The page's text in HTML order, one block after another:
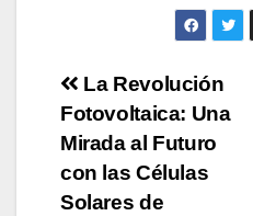
Navegación
de
entradas
La Revolución
Fotovoltaica: Una
Mirada al Futuro
con las Células
Solares de